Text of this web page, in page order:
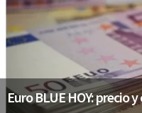
Euro BLUE HOY: precio